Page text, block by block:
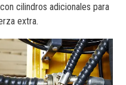
cilindros adicionales para
extra.